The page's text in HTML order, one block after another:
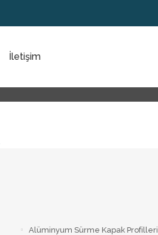
İletişim
Alüminyum Sürme Kapak Profilleri